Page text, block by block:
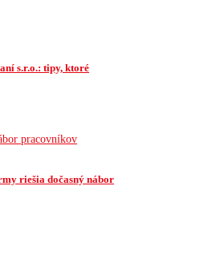
s.r.o.: tipy, ktoré
riešia dočasný nábor